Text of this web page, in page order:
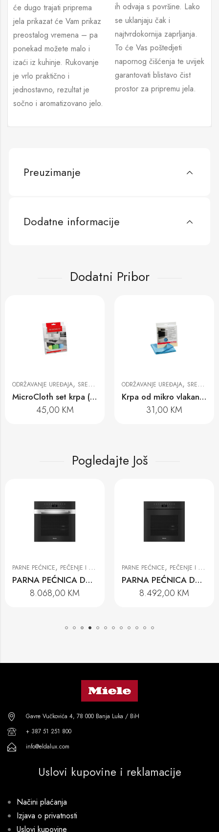
će dugo trajati priprema
jela prikazat će Vam prikaz
preostalog vremena – pa
ponekad možete malo i
izaći iz kuhinje. Rukovanje
je vrlo praktično i
jednostavno, rezultat je
sočno i aromatizovano jelo.
ih odvaja s površine. Lako
se uklanjaju čak i
najtvrdokornija zaprljanja.
To će Vas poštedjeti
napornog čišćenja te uvijek
garantovati blistavo čist
prostor za pripremu jela.
Preuzimanje
Dodatne informacije
Dodatni Pribor
ODRŽAVANJE UREĐAJA, SREDSTVA ZA ČIŠĆENJE
MicroCloth set krpa (3 vrste)
45,00 KM
ODRŽAVANJE UREĐAJA, SREDSTVA ZA ČIŠĆENJE
Krpa od mikro vlakana GP MI X 0011 W
31,00 KM
Pogledajte Još
PARNE PEĆNICE, PEČENJE I PRIPREMA NA PARI
PARNA PEĆNICA DGC 7460 HC PRO EDST
8.068,00 KM
PARNE PEĆNICE, PEČENJE I PRIPREMA NA PARI
PARNA PEĆNICA DGC 7460 HCX PRO OBSW
8.492,00 KM
Gavre Vučkovića 4, 78 000 Banja Luka / BiH
+ 387 51 251 800
info@eldalux.com
Uslovi kupovine i reklamacije
Načini plaćanja
Izjava o privatnosti
Uslovi kupovine